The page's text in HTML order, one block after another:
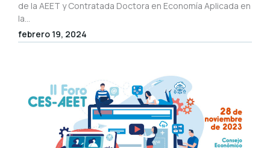
de la AEET y Contratada Doctora en Economía Aplicada en
la...
febrero 19, 2024